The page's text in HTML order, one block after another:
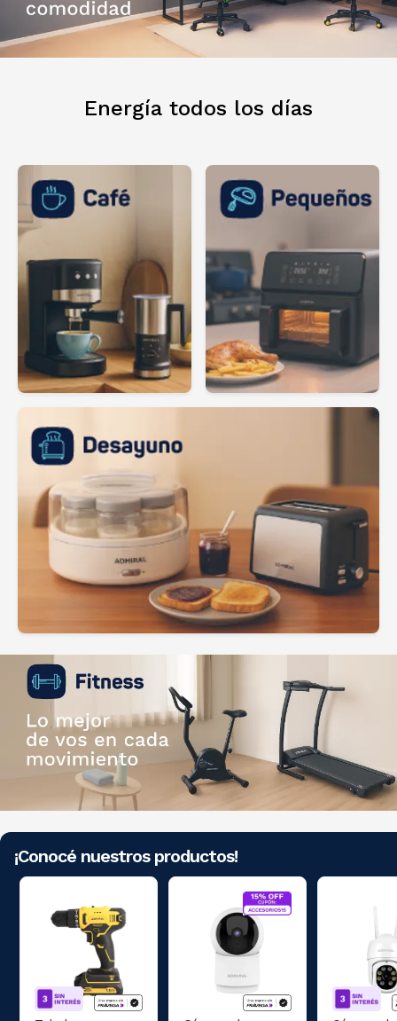
Energía todos los días
¡Conocé nuestros productos!